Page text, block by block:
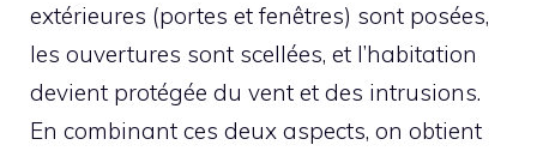
extérieures (portes et fenêtres) sont posées,
les ouvertures sont scellées, et l’habitation
devient protégée du vent et des intrusions.
En combinant ces deux aspects, on obtient